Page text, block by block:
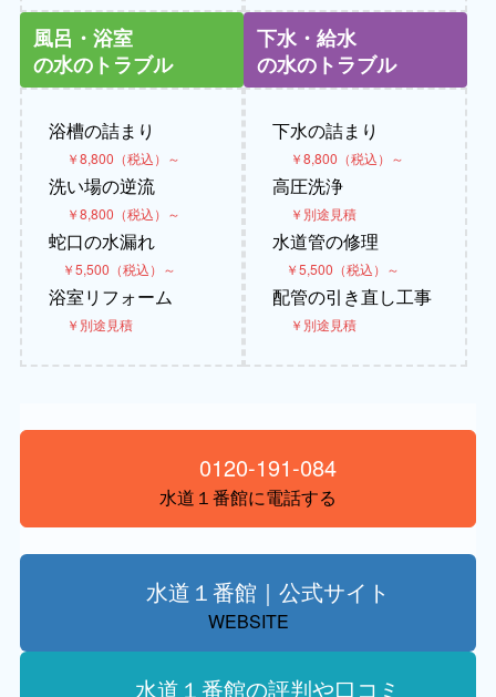
風呂・浴室
の水のトラブル
浴槽の詰まり
￥8,800（税込）～
洗い場の逆流
￥8,800（税込）～
蛇口の水漏れ
￥5,500（税込）～
浴室リフォーム
￥別途見積
下水・給水
の水のトラブル
下水の詰まり
￥8,800（税込）～
高圧洗浄
￥別途見積
水道管の修理
￥5,500（税込）～
配管の引き直し工事
￥別途見積
0120-191-084
水道１番館に電話する
水道１番館｜公式サイト
WEBSITE
水道１番館の評判や口コミ